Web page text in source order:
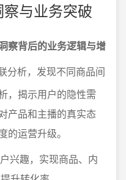
与业务突破
察背后的业务逻辑与增
分析，发现不同商品间
，揭示用户的隐性需
产品和主播的真实态
的运营升级。
兴趣，实现商品、内